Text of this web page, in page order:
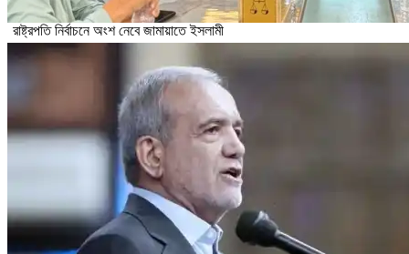
রাষ্ট্রপতি নির্বাচনে অংশ নেবে জামায়াতে ইসলামী